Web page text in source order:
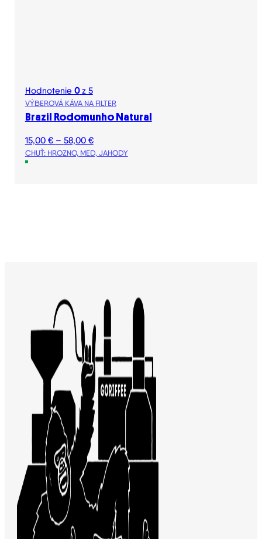
Hodnotenie 0z 5
VÝBEROVÁ KÁVA NA FILTER
Brazil Rodomunho Natural
15,00 € – 58,00 €Price
range:
CHUŤ: HROZNO, MED, JAHODY